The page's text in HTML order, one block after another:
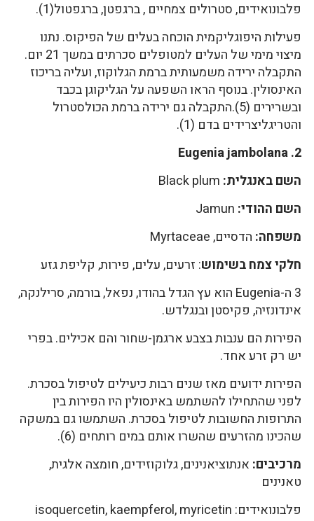
פלבונואידים, סטרולים צמחיים , ברגפטן, ברגפטול(1).
פעילות היפוגליקמית הוכחה בעלים של הפיקוס. נתנו
מיצוי מימי של העלים למטופלים סכרתים במשך 21 יום.
התקבלה ירידה משמעותית ברמת הגלוקוז, ועליה בריכוז
האינסולין. בנוסף הראו השפעה על הגליקוגן בכבד
ובשרירים (5).התקבלה גם ירידה ברמת הכולסטרול
והטריגליצרידים בדם (1).
2. Eugenia jambolana
השם באנגלית:
השם ההודי:
משפחה: הדסיים, Myrtaceae
חלקי צמח בשימוש: זרעים, עלים, פירות, קליפת גזע
3 ה-Eugenia הוא עץ הגדל בהודו, נפאל, בורמה, סרילנקה,
אינדונזיה, פקיסטן ובנגלדש.
הפירות הם ענבות בצבע ארגמן-שחור והם אכילים. בפרי
יש רק זרע אחד.
הפירות ידועים מאז שנים רבות כיעילים לטיפול בסכרת.
לפני שהתחילו להשתמש באינסולין היו הפירות בין
התרופות החשובות לטיפול בסכרת. השתמשו גם במשקה
שהכינו מהזרעים שהשרו אותם במים רותחים (6).
מרכיבים: אנתוציאנינים, גלוקוזידים, חומצה אלגית,
טאנינים
פלבונואידים: isoquercetin, kaempferol, myricetin